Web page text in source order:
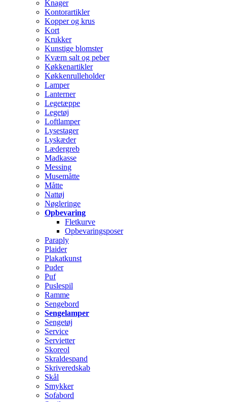
Knager
Kontorartikler
Kopper og krus
Kort
Krukker
Kunstige blomster
Kværn salt og peber
Køkkenartikler
Køkkenrulleholder
Lamper
Lanterner
Legetæppe
Legetøj
Loftlamper
Lysestager
Lyskæder
Lædergreb
Madkasse
Messing
Musemåtte
Måtte
Nattøj
Nøgleringe
Opbevaring
Fletkurve
Opbevaringsposer
Paraply
Plaider
Plakatkunst
Puder
Puf
Puslespil
Ramme
Sengebord
Sengelamper
Sengetøj
Service
Servietter
Skoreol
Skraldespand
Skriveredskab
Skål
Smykker
Sofabord